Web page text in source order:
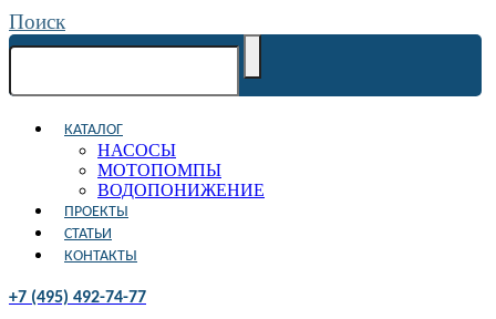
Поиск
КАТАЛОГ
НАСОСЫ
МОТОПОМПЫ
ВОДОПОНИЖЕНИЕ
ПРОЕКТЫ
СТАТЬИ
КОНТАКТЫ
+7 (495) 492-74-77